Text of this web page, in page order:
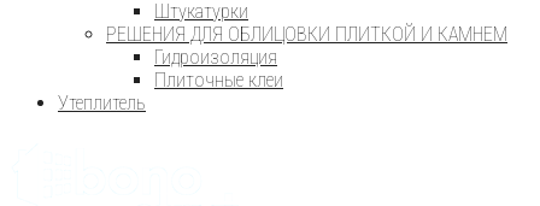
Штукатурки
РЕШЕНИЯ ДЛЯ ОБЛИЦОВКИ ПЛИТКОЙ И КАМНЕМ
Гидроизоляция
Плиточные клеи
Утеплитель